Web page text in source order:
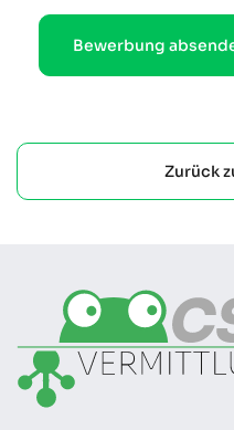
Bewerbung
Zurück